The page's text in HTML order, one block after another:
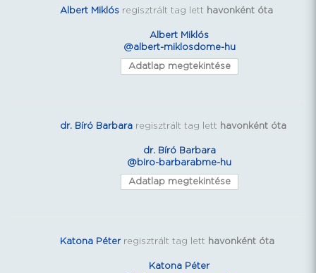
Albert Miklós regisztrált tag lett havonként óta
Albert Miklós
@albert-miklosdome-hu
Adatlap megtekintése
dr. Bíró Barbara regisztrált tag lett havonként óta
dr. Bíró Barbara
@biro-barbarabme-hu
Adatlap megtekintése
Katona Péterregisztrált tag lett havonként óta
Katona Péter